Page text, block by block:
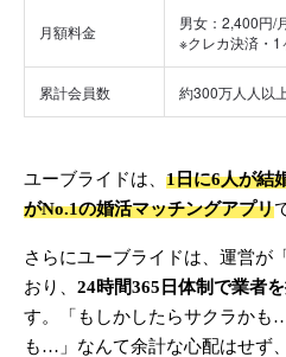
月額料金
男女：2,400円/
※クレカ決済・
累計会員数 約300万人人以
ユーブライドは、 1日に6人が結
がNo.1の婚活マッチングアプリ
さらにユーブライドは、運営が
おり、 24時間365日体制で業者
す。「もしかしたらサクラかも
も…」なんて余計な心配はせず